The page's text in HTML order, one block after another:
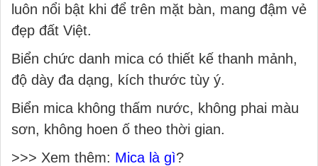
luôn nổi bật khi để trên mặt bàn, mang đậm vẻ
đẹp đất Việt.
Biển chức danh mica có thiết kế thanh mảnh,
độ dày đa dạng, kích thước tùy ý.
Biển mica không thấm nước, không phai màu
sơn, không hoen ố theo thời gian.
>>> Xem thêm: Mica là gì?